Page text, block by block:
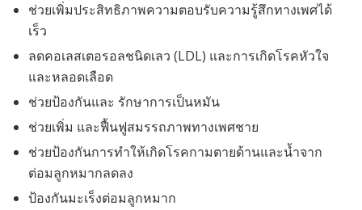
ช่วยเพิ่มประสิทธิภาพความตอบรับความรู้สึกทางเพศได้
เร็ว
ลดคอเลสเตอรอลชนิดเลว (LDL) และการเกิดโรคหัวใจ
และหลอดเลือด
ช่วยป้องกันและ รักษาการเป็นหมัน
ช่วยเพิ่ม และฟื้นฟูสมรรถภาพทางเพศชาย
ช่วยป้องกันการทำให้เกิดโรคกามตายด้านและน้ำจาก
ต่อมลูกหมากลดลง
ป้องกันมะเร็งต่อมลูกหมาก